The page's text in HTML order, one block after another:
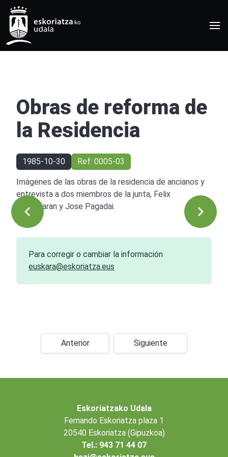
Obras de reforma de
la Residencia
1985-10-30 Ref: 0005-03
Imágenes de las obras de la residencia de ancianos y
entrevista a dos miembros de la junta, Felix
Barandiaran y Jose Pagadai.
Para corregir o cambiar la información
euskara@eskoriatza.eus
Anterior Siguiente
Eskoriatzako Udala
Fernando Eskoriatza plaza 1
20540 Eskoriatza (Gipuzkoa)
Tel.: 943 71 44 07